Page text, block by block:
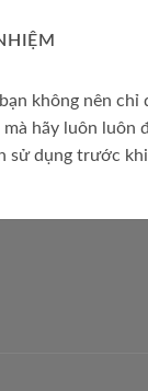
không nên
hãy luôn luôn
sử dụng trước